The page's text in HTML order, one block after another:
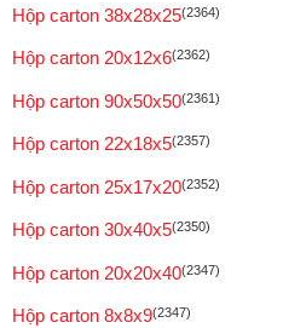
Hộp carton 38x28x25(2364)
Hộp carton 20x12x6(2362)
Hộp carton 90x50x50(2361)
Hộp carton 22x18x5(2357)
Hộp carton 25x17x20(2352)
Hộp carton 30x40x5(2350)
Hộp carton 20x20x40(2347)
Hộp carton 8x8x9(2347)